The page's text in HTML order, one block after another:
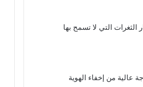
التي لا تسمح بها
عالية من إخفاء الهوية